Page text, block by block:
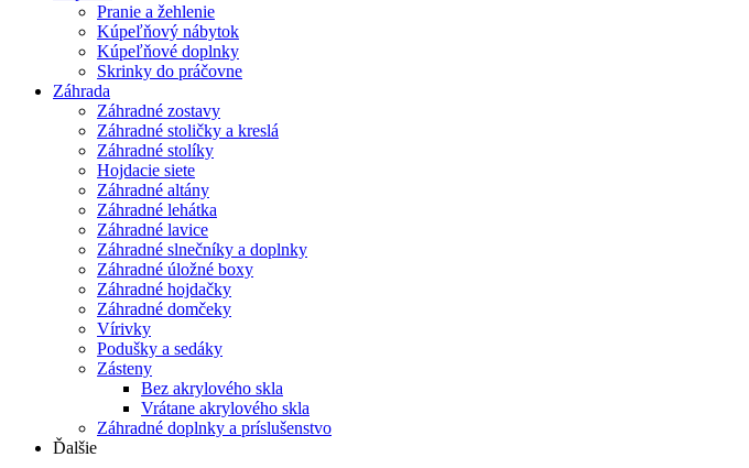
Pranie a žehlenie
Kúpeľňový nábytok
Kúpeľňové doplnky
Skrinky do práčovne
Záhrada
Záhradné zostavy
Záhradné stoličky a kreslá
Záhradné stolíky
Hojdacie siete
Záhradné altány
Záhradné lehátka
Záhradné lavice
Záhradné slnečníky a doplnky
Záhradné úložné boxy
Záhradné hojdačky
Záhradné domčeky
Vírivky
Podušky a sedáky
Zásteny
Bez akrylového skla
Vrátane akrylového skla
Záhradné doplnky a príslušenstvo
Ďalšie